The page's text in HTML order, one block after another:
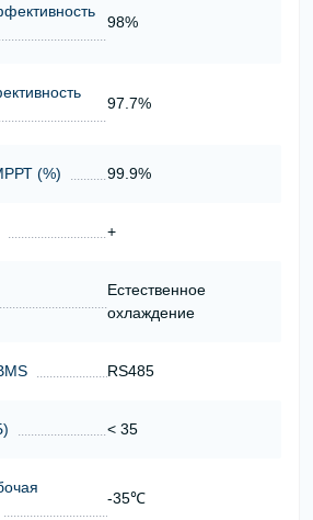
98%
97.7%
(%) 99.9%
+
Естественное
охлаждение
RS485
< 35
-35℃